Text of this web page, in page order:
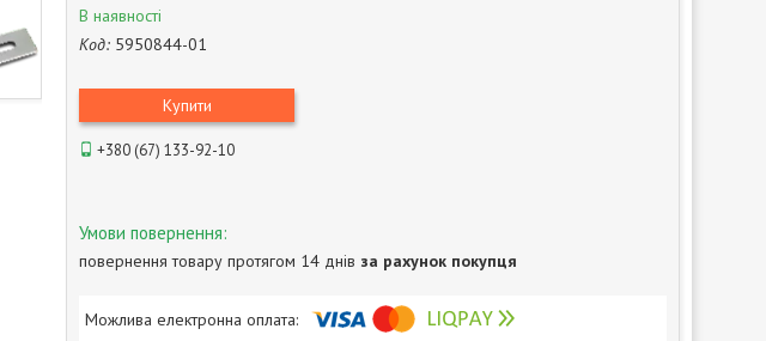
В наявності
Код: 5950844-01
Купити
+380 (67) 133-92-10
повернення товару протягом 14 днів за рахунок покупця